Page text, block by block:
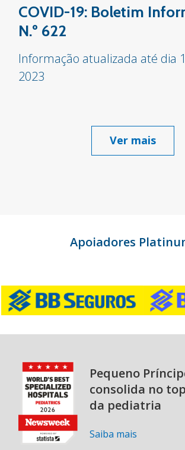
COVID-19: Boletim
N.º 622
Informação atualizada até dia
2023
Ver mais
Apoiadores
Pequeno
consolida no
da pediatria
Saiba mais